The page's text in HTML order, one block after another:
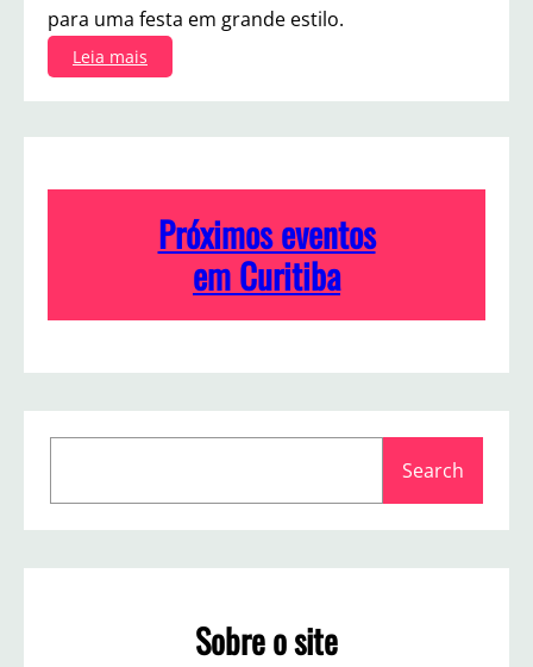
para uma festa em grande estilo.
Leia mais
R
e
c
o
d
a
Próximos eventos
em Curitiba
a
r
c
Search
Sobre o site